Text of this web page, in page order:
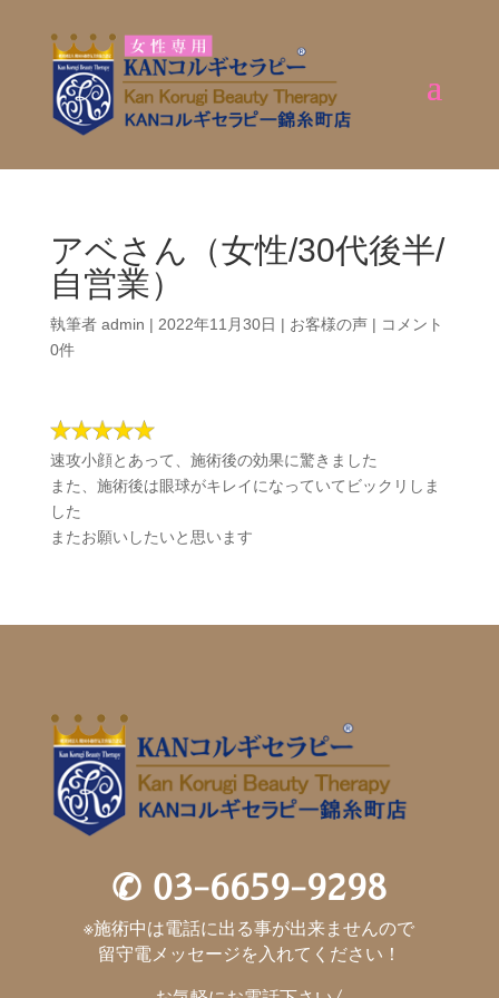
アベさん（女性/30代後半/
自営業）
執筆者 admin | 2022年11月30日 | お客様の声| コメント
0件
速攻小顔とあって、施術後の効果に驚きました
また、施術後は眼球がキレイになっていてビックリしま
した
またお願いしたいと思います
✆ 03-6659-9298
※施術中は電話に出る事が出来ませんので
留守電メッセージを入れてください！